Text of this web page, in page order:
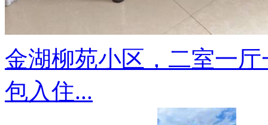
金湖柳苑小区，二室一
包入住...